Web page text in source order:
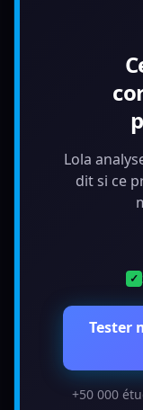
Lola
dit si ce
✓
Tester
+50 000